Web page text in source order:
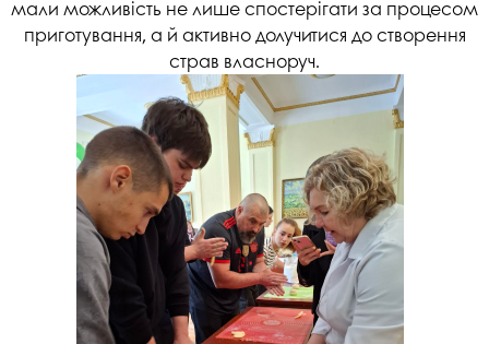
мали можливість не лише спостерігати за процесом
приготування, а й активно долучитися до створення
страв власноруч.